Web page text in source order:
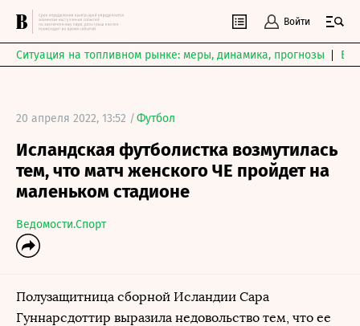
Войти
Ситуация на топливном рынке: меры, динамика, прогнозы
20 апреля 2022, 13:52 /Футбол
Исландская футболистка возмутилась
тем, что матч женского ЧЕ пройдет на
маленьком стадионе
Ведомости.Спорт
Полузащитница сборной Исландии Сара
Гуннарсдоттир выразила недовольство тем, что ее